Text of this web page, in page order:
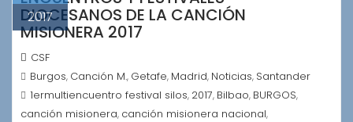
2017
DIOCESANOS DE LA CANCIÓN
MISIONERA 2017
CSF
Burgos, Canción M., Getafe, Madrid, Noticias, Santander
1ermultiencuentro festival silos, 2017, Bilbao, BURGOS,
canción misionera, canción misionera nacional,